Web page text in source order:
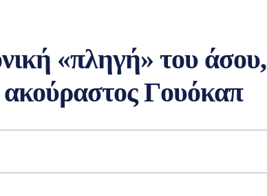
«πληγή» του άσου,
ακούραστος Γουόκαπ